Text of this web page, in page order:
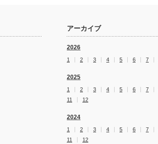
アーカイブ
2026
1 2 3 4 5 6 7
2025
1 2 3 4 5 6 7
11
12
2024
1 2 3 4 5 6 7
11
12